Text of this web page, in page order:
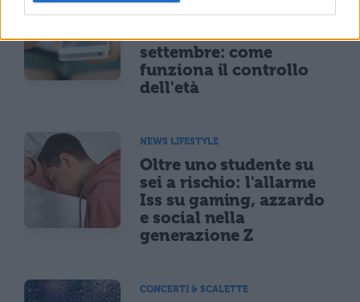
Francia vieta i social ai
minori di 15 anni dal 1°
settembre: come
funziona il controllo
dell'età
NEWS LIFESTYLE
Oltre uno studente su
sei a rischio: l'allarme
Iss su gaming, azzardo
e social nella
generazione Z
CONCERTI & SCALETTE